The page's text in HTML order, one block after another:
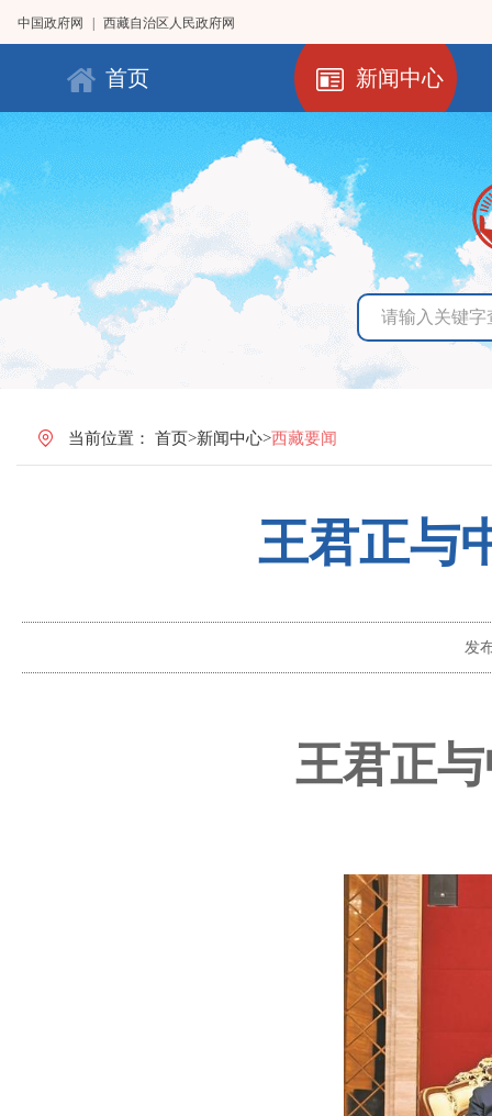
中国政府网 西藏自治区人民政府网
首页 新闻中心
当前位置： 首页>新闻中心>西藏要闻
王君正与
发
王君正